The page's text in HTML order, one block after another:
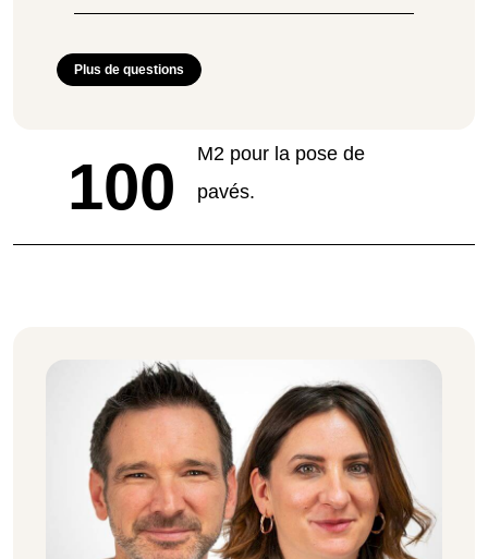
Plus de questions
100
M2 pour la pose de
pavés.